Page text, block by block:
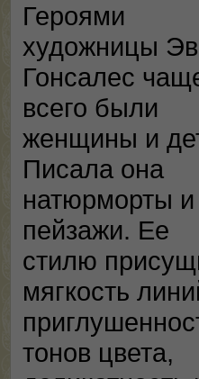
Героями
художницы
Гонсалес
всего были
женщины и
Писала она
натюрморты и
пейзажи. Ее
стилю
мягкость
тонов цвета,